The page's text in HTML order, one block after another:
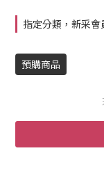
指定分類，新采會
預購商品